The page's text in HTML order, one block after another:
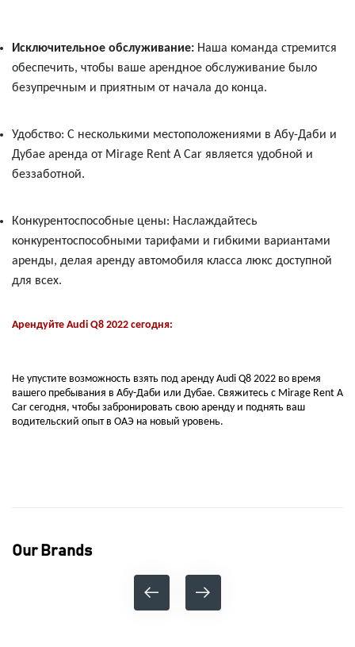
Исключительное обслуживание: Наша команда стремится
обеспечить, чтобы ваше арендное обслуживание было
безупречным и приятным от начала до конца.
Удобство: С несколькими местоположениями в Абу-Даби и
Дубае аренда от Mirage Rent A Car является удобной и
беззаботной.
Конкурентоспособные цены: Наслаждайтесь
конкурентоспособными тарифами и гибкими вариантами
аренды, делая аренду автомобиля класса люкс доступной
для всех.
Арендуйте Audi Q8 2022 сегодня:
Не упустите возможность взять под аренду Audi Q8 2022 во время
вашего пребывания в Абу-Даби или Дубае. Свяжитесь с Mirage Rent A
Car сегодня, чтобы забронировать свою аренду и поднять ваш
водительский опыт в ОАЭ на новый уровень.
Our Brands